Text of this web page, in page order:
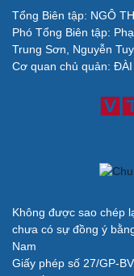
Tổng Biên tập: NGÔ
Phó Tổng Biên tập:
Trung Sơn, Nguyễn
Cơ quan chủ quản:
Không được sao chép
chưa có sự đồng ý
Nam
Giấy phép số 27/GP-